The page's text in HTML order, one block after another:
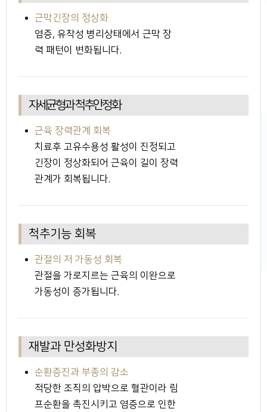
근막긴장의 정상화
염증, 유착성 병리상태에서 근막 장
력 패턴이 변화됩니다.
자세균형과 척추안정화
근육 장력관계 회복
치료후 고유수용성 활성이 진정되고
긴장이 정상화되어 근육이 길이 장력
관계가 회복됩니다.
척추기능 회복
관절의 저 가동성 회복
관절을 가로지르는 근육의 이완으로
가동성이 증가됩니다.
재발과 만성화방지
순환증진과 부종의 감소
적당한 조직의 압박으로 혈관이라 림
프순환을 촉진시키고 염증으로 인한